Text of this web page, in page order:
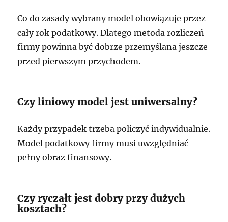
Co do zasady wybrany model obowiązuje przez
cały rok podatkowy. Dlatego metoda rozliczeń
firmy powinna być dobrze przemyślana jeszcze
przed pierwszym przychodem.
Czy liniowy model jest uniwersalny?
Każdy przypadek trzeba policzyć indywidualnie.
Model podatkowy firmy musi uwzględniać
pełny obraz finansowy.
Czy ryczałt jest dobry przy dużych
kosztach?